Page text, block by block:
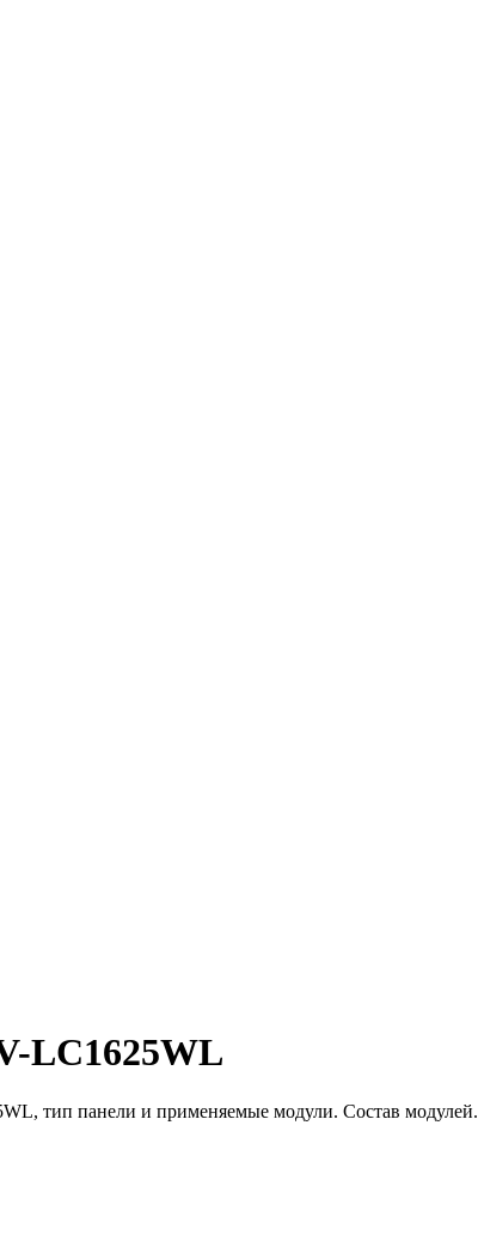
LC1625WL
тип панели и применяемые модули. Состав модулей.